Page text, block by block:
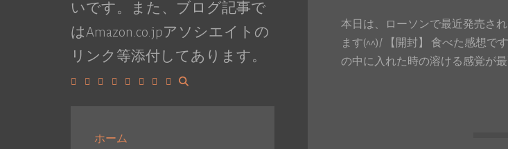
いです。また、ブログ記事で
はAmazon.co.jpアソシエイトの
リンク等添付してあります。
ホーム
本日は、ローソンで最近発売さ
ます(^^)/ 【開封】 食べた感想で
の中に入れた時の溶ける感覚が